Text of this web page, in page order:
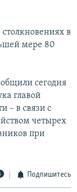
в
мере 80
сегодня
главой
– в связи с
четырех
при
Подпишитесь